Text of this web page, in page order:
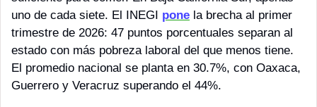
uno de cada siete. El INEGI pone la brecha al primer
trimestre de 2026: 47 puntos porcentuales separan al
estado con más pobreza laboral del que menos tiene.
El promedio nacional se planta en 30.7%, con Oaxaca,
Guerrero y Veracruz superando el 44%.